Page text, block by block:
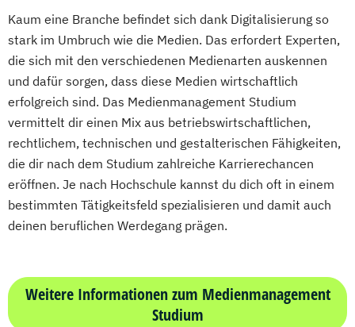
Kaum eine Branche befindet sich dank Digitalisierung so
stark im Umbruch wie die Medien. Das erfordert Experten,
die sich mit den verschiedenen Medienarten auskennen
und dafür sorgen, dass diese Medien wirtschaftlich
erfolgreich sind. Das Medienmanagement Studium
vermittelt dir einen Mix aus betriebswirtschaftlichen,
rechtlichem, technischen und gestalterischen Fähigkeiten,
die dir nach dem Studium zahlreiche Karrierechancen
eröffnen. Je nach Hochschule kannst du dich oft in einem
bestimmten Tätigkeitsfeld spezialisieren und damit auch
deinen beruflichen Werdegang prägen.
Weitere Informationen zum Medienmanagement
Studium